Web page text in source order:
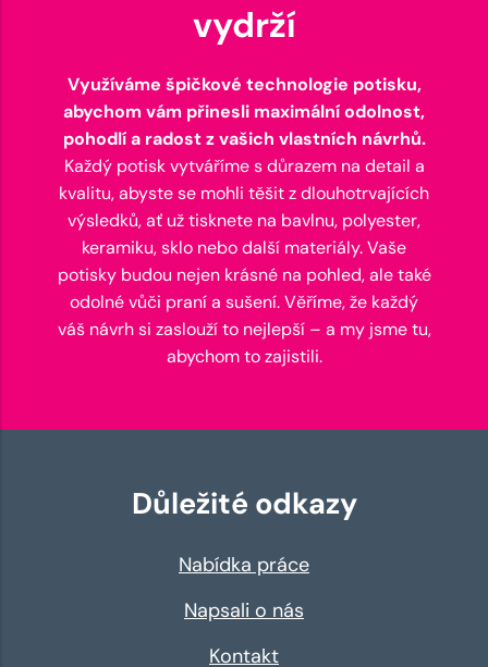
vydrží
Využíváme špičkové technologie potisku,
abychom vám přinesli maximální odolnost,
pohodlí a radost z vašich vlastních návrhů.
Každý potisk vytváříme s důrazem na detail a
kvalitu, abyste se mohli těšit z dlouhotrvajících
výsledků, ať už tisknete na bavlnu, polyester,
keramiku, sklo nebo další materiály. Vaše
potisky budou nejen krásné na pohled, ale také
odolné vůči praní a sušení. Věříme, že každý
váš návrh si zaslouží to nejlepší – a my jsme tu,
abychom to zajistili.
Důležité odkazy
Nabídka práce
Napsali o nás
Kontakt